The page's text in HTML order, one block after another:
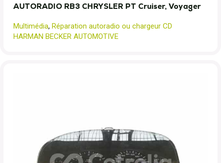
AUTORADIO RB3 CHRYSLER PT Cruiser, Voyager
Multimédia, Réparation autoradio ou chargeur CD
HARMAN BECKER AUTOMOTIVE